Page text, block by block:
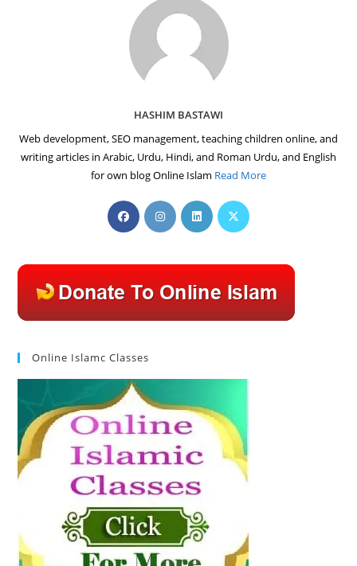
HASHIM BASTAWI
Web development, SEO management, teaching children online, and
writing articles in Arabic, Urdu, Hindi, and Roman Urdu, and English
for own blog Online Islam Read More
Opens
in
new
tab
Opens
in
new
tab
Opens
in
new
tab
Opens
new
tab
Online Islamc Classes